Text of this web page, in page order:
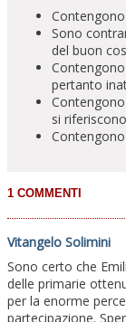
Sono
del buon
pertanto
si riferiscono
Vitangelo Solimini
Sono certo che
delle primarie
per la enorme
partecipazione.